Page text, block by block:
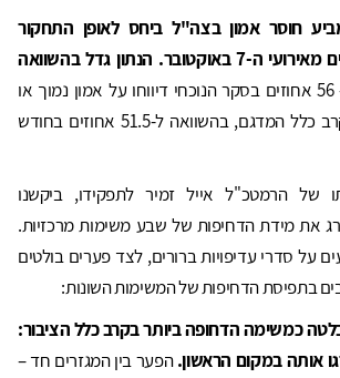
חוסר אמון בצה"ל ביחס לאופן התחקור
והפקת הלקחים מאירועי ה-7 באוקטובר. הנתון גדל בהשוואה
- 56 אחוזים בסקר הנוכחי דיווחו על אמון נמוך או
נמוך מאוד בקרב כלל המדגם, בהשוואה ל-51.5 אחוזים בחודש
של הרמטכ"ל אייל זמיר לתפקידו, ביקשנו
את מידת הדחיפות של שבע משימות מרכזיות.
על סדרי עדיפויות ברורים, לצד פערים בולטים
בתפיסת הדחיפות של המשימות השונות:
כמשימה הדחופה ביותר בקרב כלל הציבור:
הפער בין המגזרים חד –